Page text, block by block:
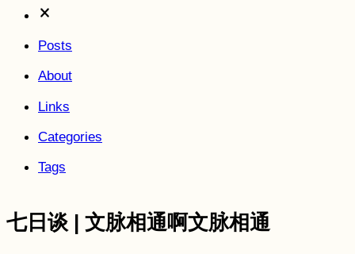
Posts
About
Links
Categories
Tags
七日谈 | 文脉相通啊文脉相通